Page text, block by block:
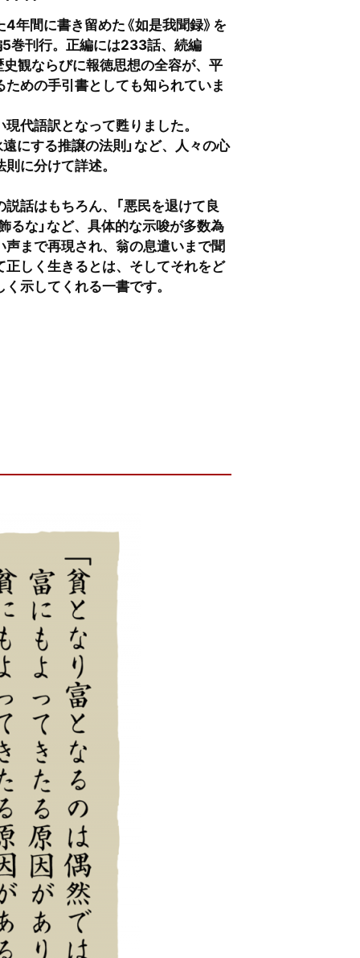
年間に書き留めた《如是我聞録》を
巻刊行。正編には233話、続編
観ならびに報徳思想の全容が、平
めの手引書としても知られていま
代語訳となって甦りました。
にする推譲の法則」など、人々の心
に分けて詳述。
話はもちろん、「悪民を退けて良
るな」など、具体的な示唆が多数為
まで再現され、翁の息遣いまで聞
しく生きるとは、そしてそれをど
示してくれる一書です。